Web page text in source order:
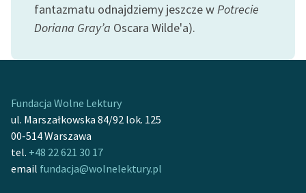
Odkurzamy bohaterów
Lektur
Kontakt
O projekcie
Zespół
fantazmatu odnajdziemy jeszcze wPotrecie
Doriana Gray’a Oscara Wilde'a).
Fundacja Wolne Lektury
ul. Marszałkowska 84/92 lok. 125
00-514 Warszawa
tel. +48 22 621 30 17
email fundacja@wolnelektury.pl